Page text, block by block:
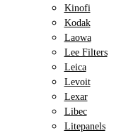
Kinofi
Kodak
Laowa
Lee Filters
Leica
Levoit
Lexar
Libec
Litepanels